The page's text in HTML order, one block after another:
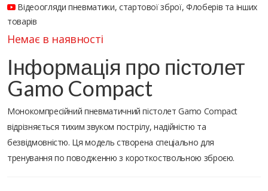
Відеоогляди пневматики, стартової зброї, Флоберів та інших
товарів
Немає в наявності
Інформація про пістолет
Gamo Compact
Монокомпресійний пневматичний пістолет Gamo Compact
відрізняється тихим звуком пострілу, надійністю та
безвідмовністю. Ця модель створена спеціально для
тренування по поводженню з короткоствольною зброєю.